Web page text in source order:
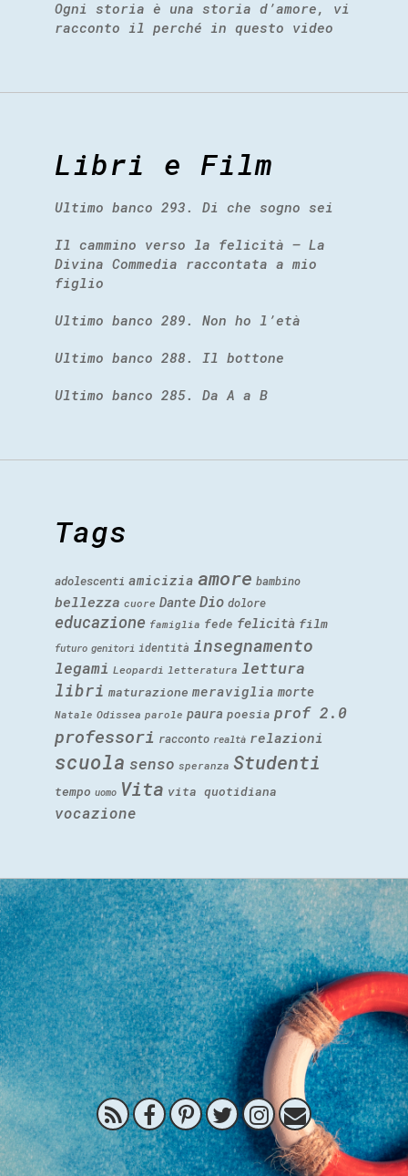
Ogni storia è una storia d’amore, vi
racconto il perché in questo video
Libri e Film
Ultimo banco 293. Di che sogno sei
Il cammino verso la felicità – La
Divina Commedia raccontata a mio
figlio
Ultimo banco 289. Non ho l’età
Ultimo banco 288. Il bottone
Ultimo banco 285. Da A a B
Tags
adolescenti amicizia amore bambino
bellezza cuore Dante Dio dolore
educazione famiglia fede felicità film
futuro genitori identità insegnamento
legami Leopardi letteratura lettura
libri maturazione meraviglia morte
Natale Odissea parole paura poesia prof 2.0
professori racconto realtà relazioni
scuola senso speranza Studenti
tempo uomo Vita vita quotidiana
vocazione